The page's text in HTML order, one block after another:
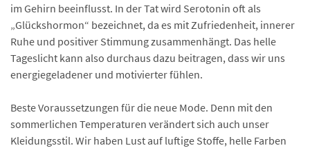
im Gehirn beeinflusst. In der Tat wird Serotonin oft als
„Glückshormon“ bezeichnet, da es mit Zufriedenheit, innerer
Ruhe und positiver Stimmung zusammenhängt. Das helle
Tageslicht kann also durchaus dazu beitragen, dass wir uns
energiegeladener und motivierter fühlen.
Beste Voraussetzungen für die neue Mode. Denn mit den
sommerlichen Temperaturen verändert sich auch unser
Kleidungsstil. Wir haben Lust auf luftige Stoffe, helle Farben